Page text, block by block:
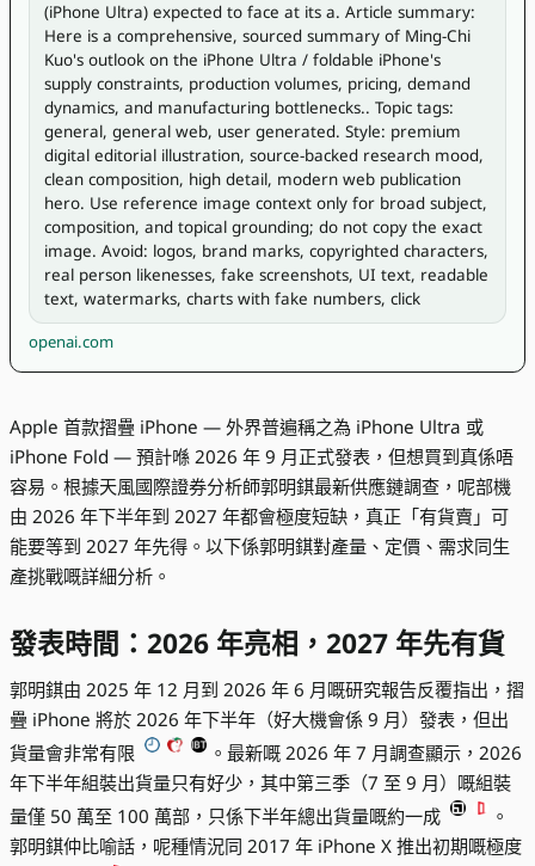
(iPhone Ultra) expected to face at its a. Article summary:
Here is a comprehensive, sourced summary of Ming-Chi
Kuo's outlook on the iPhone Ultra / foldable iPhone's
supply constraints, production volumes, pricing, demand
dynamics, and manufacturing bottlenecks.. Topic tags:
general, general web, user generated. Style: premium
digital editorial illustration, source-backed research mood,
clean composition, high detail, modern web publication
hero. Use reference image context only for broad subject,
composition, and topical grounding; do not copy the exact
image. Avoid: logos, brand marks, copyrighted characters,
real person likenesses, fake screenshots, UI text, readable
text, watermarks, charts with fake numbers, click
openai.com
Apple 首款摺疊 iPhone — 外界普遍稱之為 iPhone Ultra 或
iPhone Fold — 預計喺 2026 年 9 月正式發表，但想買到真係唔
容易。根據天風國際證券分析師郭明錤最新供應鏈調查，呢部機
由 2026 年下半年到 2027 年都會極度短缺，真正「有貨賣」可
能要等到 2027 年先得。以下係郭明錤對產量、定價、需求同生
產挑戰嘅詳細分析。
發表時間：2026 年亮相，2027 年先有貨
郭明錤由 2025 年 12 月到 2026 年 6 月嘅研究報告反覆指出，摺
疊 iPhone 將於 2026 年下半年（好大機會係 9 月）發表，但出
貨量會非常有限
。最新嘅 2026 年 7 月調查顯示，2026
年下半年組裝出貨量只有好少，其中第三季（7 至 9 月）嘅組裝
量僅 50 萬至 100 萬部，只係下半年總出貨量嘅約一成
。
郭明錤仲比喻話，呢種情況同 2017 年 iPhone X 推出初期嘅極度